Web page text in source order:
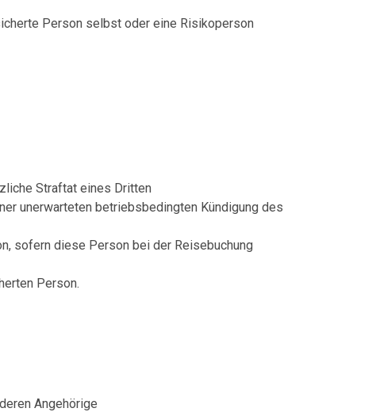
Person selbst oder eine Risikoperson
Straftat eines Dritten
unerwarteten betriebsbedingten Kündigung des
sofern diese Person bei der Reisebuchung
Person.
Angehörige